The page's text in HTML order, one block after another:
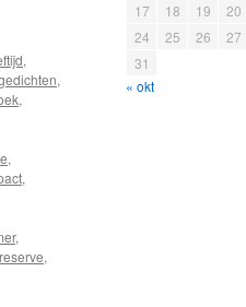
,
,
,
,
,
,
,
17
18 19 20
24
25 26 27
31
« okt